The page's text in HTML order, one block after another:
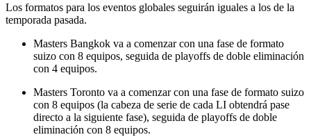
Los formatos para los eventos globales seguirán iguales a los de la
temporada pasada.
Masters Bangkok va a comenzar con una fase de formato
suizo con 8 equipos, seguida de playoffs de doble eliminación
con 4 equipos.
Masters Toronto va a comenzar con una fase de formato suizo
con 8 equipos (la cabeza de serie de cada LI obtendrá pase
directo a la siguiente fase), seguida de playoffs de doble
eliminación con 8 equipos.